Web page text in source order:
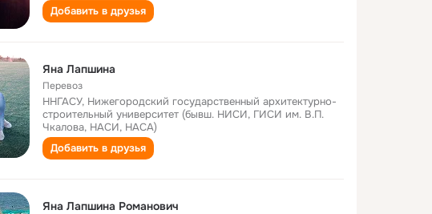
Добавить в друзья
Яна Лапшина
Перевоз
ННГАСУ, Нижегородский государственный архитектурно-
строительный университет (бывш. НИСИ, ГИСИ им. В.П.
Чкалова, НАСИ, НАСА)
Добавить в друзья
Яна Лапшина Романович